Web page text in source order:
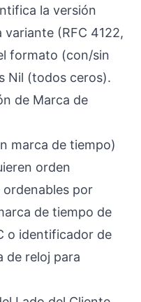
la versión
(RFC 4122,
formato (con/sin
Nil (todos ceros).
de Marca de
marca de tiempo)
orden
por
de tiempo de
o identificador de
de reloj para